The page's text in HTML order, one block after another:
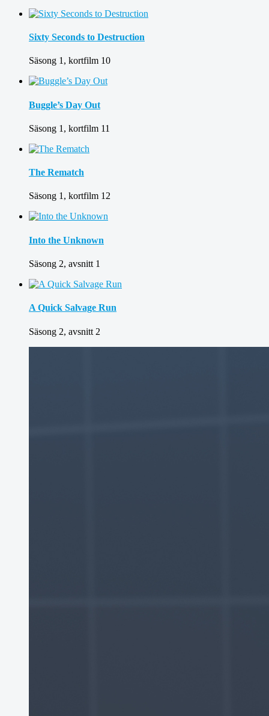
Sixty Seconds to Destruction
Säsong 1, kortfilm 10
Buggle’s Day Out
Säsong 1, kortfilm 11
The Rematch
Säsong 1, kortfilm 12
Into the Unknown
Säsong 2, avsnitt 1
A Quick Salvage Run
Säsong 2, avsnitt 2